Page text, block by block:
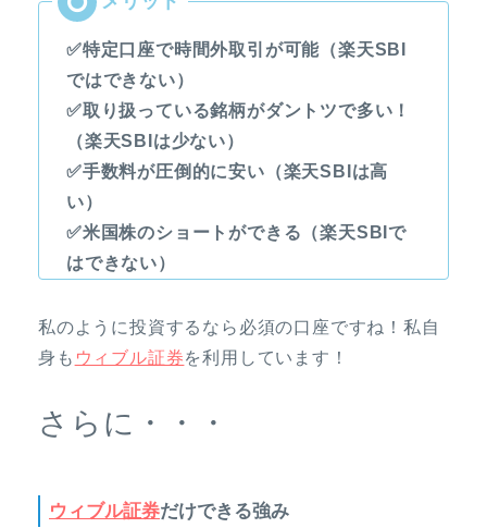
✅特定口座で時間外取引が可能（楽天SBI
ではできない）
✅取り扱っている銘柄がダントツで多い！
（楽天SBIは少ない）
✅手数料が圧倒的に安い（楽天SBIは高
い）
✅米国株のショートができる（楽天SBIで
はできない）
私のように投資するなら必須の口座ですね！私自
身も ウィブル証券を利用しています！
さらに・・・
ウィブル証券だけできる強み